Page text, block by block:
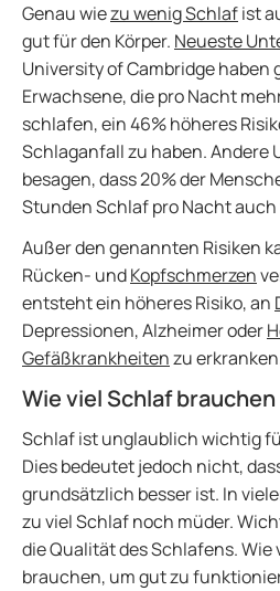
Genau wiezu wenig Schlafist
gut für den Körper. Neueste
University of Cambridge haben
Erwachsene, die pro Nacht
schlafen, ein 46% höheres
Schlaganfall zu haben. Andere
besagen, dass 20% der
Stunden Schlaf pro Nacht
Außer den genannten Risiken
Rücken- undKopfschmerzen
entsteht ein höheres Risiko, an
Depressionen, Alzheimer oder
Gefäßkrankheitenzu
Wie viel Schlaf
Schlaf ist unglaublich wichtig
Dies bedeutet jedoch nicht,
grundsätzlich besser ist. In
zu viel Schlaf noch müder.
die Qualität des Schlafens. Wie
brauchen, um gut zu